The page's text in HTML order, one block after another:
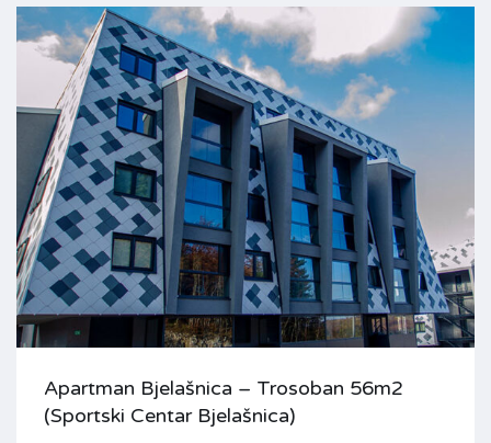
Apartman Bjelašnica – Trosoban 56m2
(Sportski Centar Bjelašnica)